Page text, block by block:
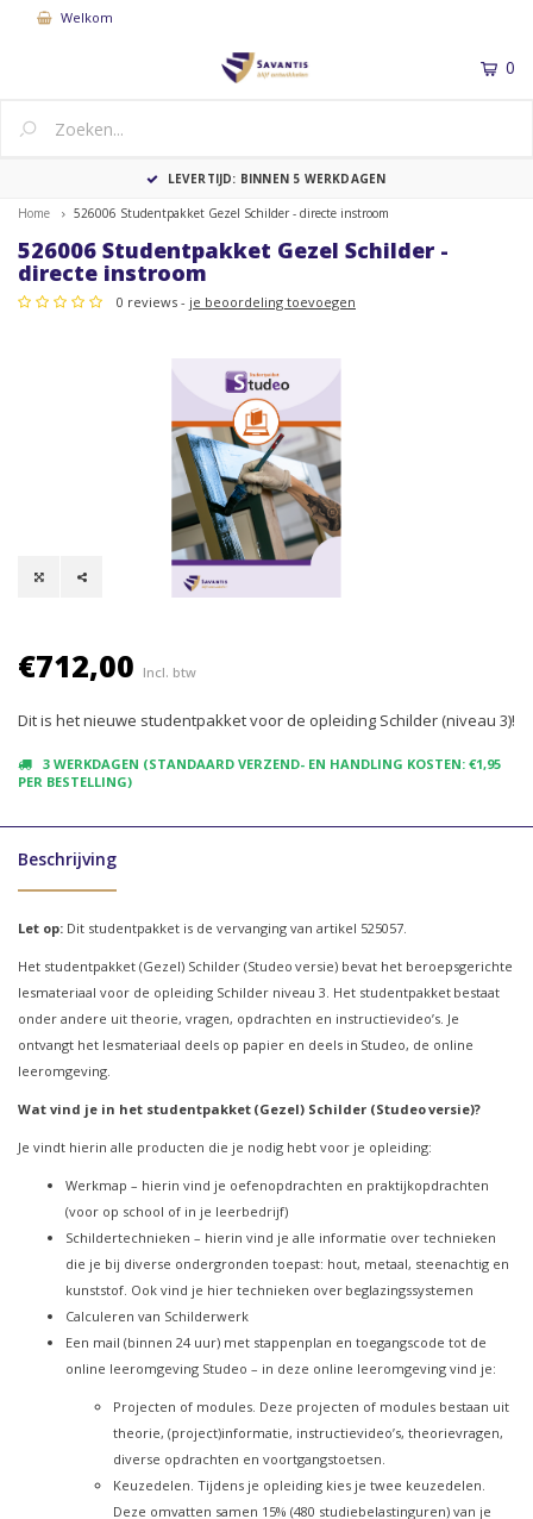
Welkom
0
LEVERTIJD: BINNEN 5 WERKDAGEN
Home 526006 Studentpakket Gezel Schilder - directe instroom
526006 Studentpakket Gezel Schilder -
directe instroom
0 reviews - je beoordeling toevoegen
€712,00 Incl. btw
Dit is het nieuwe studentpakket voor de opleiding Schilder (niveau 3)!
3 WERKDAGEN (STANDAARD VERZEND- EN HANDLING KOSTEN: €1,95
PER BESTELLING)
Beschrijving
Let op: Dit studentpakket is de vervanging van artikel 525057.
Het studentpakket (Gezel) Schilder (Studeo versie) bevat het beroepsgerichte
lesmateriaal voor de opleiding Schilder niveau 3. Het studentpakket bestaat
onder andere uit theorie, vragen, opdrachten en instructievideo’s. Je
ontvangt het lesmateriaal deels op papier en deels in Studeo, de online
leeromgeving.
Wat vind je in het studentpakket (Gezel) Schilder (Studeo versie)?
Je vindt hierin alle producten die je nodig hebt voor je opleiding:
Werkmap – hierin vind je oefenopdrachten en praktijkopdrachten
(voor op school of in je leerbedrijf)
Schildertechnieken – hierin vind je alle informatie over technieken
die je bij diverse ondergronden toepast: hout, metaal, steenachtig en
kunststof. Ook vind je hier technieken over beglazingssystemen
Calculeren van Schilderwerk
Een mail (binnen 24 uur) met stappenplan en toegangscode tot de
online leeromgeving Studeo – in deze online leeromgeving vind je:
Projecten of modules. Deze projecten of modules bestaan uit
theorie, (project)informatie, instructievideo’s, theorievragen,
diverse opdrachten en voortgangstoetsen.
Keuzedelen. Tijdens je opleiding kies je twee keuzedelen.
Deze omvatten samen 15% (480 studiebelastinguren) van je